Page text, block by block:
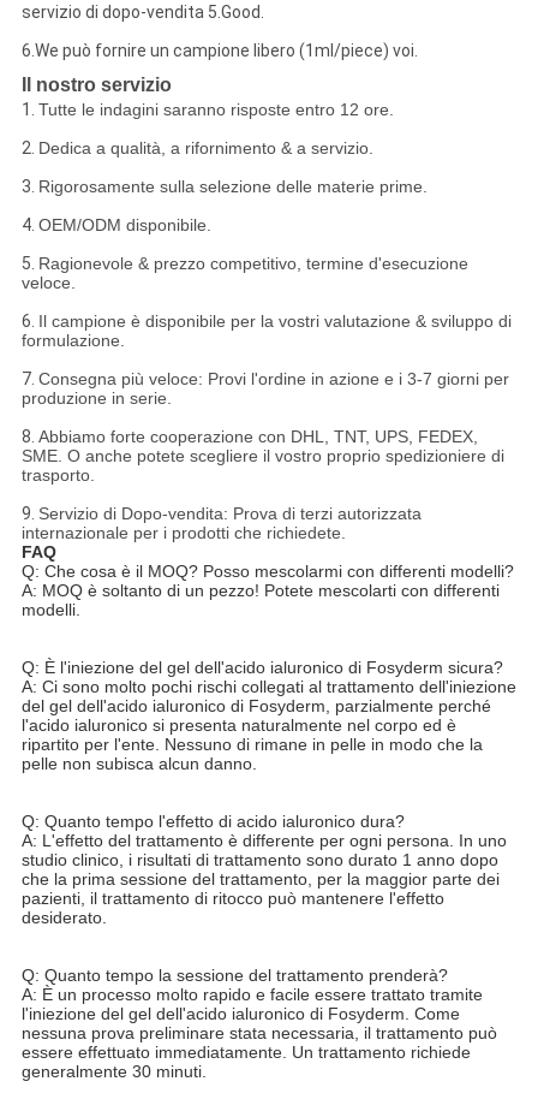
servizio di dopo-vendita 5.Good.
6.We può fornire un campione libero (1ml/piece) voi.
Il nostro servizio
1. Tutte le indagini saranno risposte entro 12 ore.
2. Dedica a qualità, a rifornimento & a servizio.
3. Rigorosamente sulla selezione delle materie prime.
4. OEM/ODM disponibile.
5. Ragionevole & prezzo competitivo, termine d'esecuzione
veloce.
6. Il campione è disponibile per la vostri valutazione & sviluppo di
formulazione.
7. Consegna più veloce: Provi l'ordine in azione e i 3-7 giorni per
produzione in serie.
8. Abbiamo forte cooperazione con DHL, TNT, UPS, FEDEX,
SME. O anche potete scegliere il vostro proprio spedizioniere di
trasporto.
9. Servizio di Dopo-vendita: Prova di terzi autorizzata
internazionale per i prodotti che richiedete.
FAQ
Q: Che cosa è il MOQ? Posso mescolarmi con differenti modelli?
A: MOQ è soltanto di un pezzo! Potete mescolarti con differenti
modelli.
Q: È l'iniezione del gel dell'acido ialuronico di Fosyderm sicura?
A: Ci sono molto pochi rischi collegati al trattamento dell'iniezione
del gel dell'acido ialuronico di Fosyderm, parzialmente perché
l'acido ialuronico si presenta naturalmente nel corpo ed è
ripartito per l'ente. Nessuno di rimane in pelle in modo che la
pelle non subisca alcun danno.
Q: Quanto tempo l'effetto di acido ialuronico dura?
A: L'effetto del trattamento è differente per ogni persona. In uno
studio clinico, i risultati di trattamento sono durato 1 anno dopo
che la prima sessione del trattamento, per la maggior parte dei
pazienti, il trattamento di ritocco può mantenere l'effetto
desiderato.
Q: Quanto tempo la sessione del trattamento prenderà?
A: È un processo molto rapido e facile essere trattato tramite
l'iniezione del gel dell'acido ialuronico di Fosyderm. Come
nessuna prova preliminare stata necessaria, il trattamento può
essere effettuato immediatamente. Un trattamento richiede
generalmente 30 minuti.